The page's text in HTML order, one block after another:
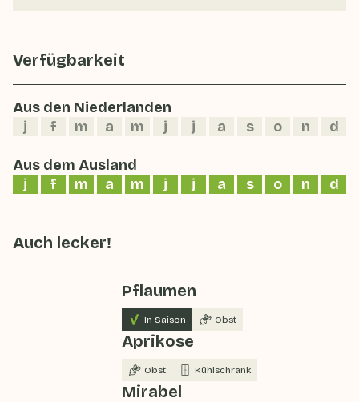
Verfügbarkeit
Aus den Niederlanden
j
f m a m j j a s o n d
Aus dem Ausland
j
f m a m j j a s o n d
Auch lecker!
Pflaumen
In Saison Obst
Aprikose
Obst Kühlschrank
Mirabel